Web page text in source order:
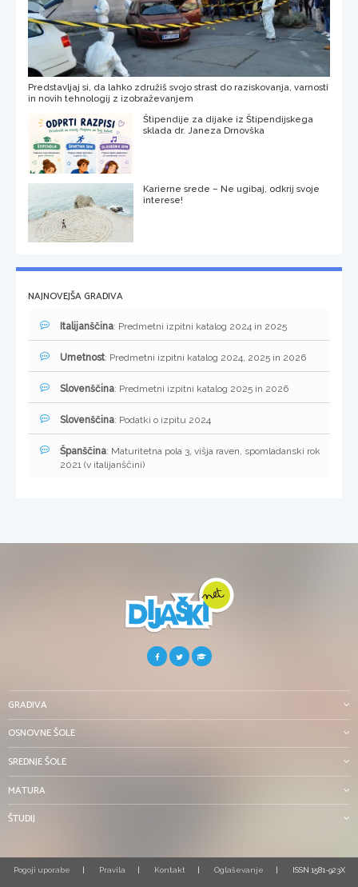
Predstavljaj si, da lahko združiš svojo strast do raziskovanja, varnosti
in novih tehnologij z izobraževanjem
Štipendije za dijake iz Štipendijskega
sklada dr. Janeza Drnovška
Karierne srede – Ne ugibaj, odkrij svoje
interese!
NAJNOVEJŠA GRADIVA
Italijanščina: Predmetni izpitni katalog 2024 in 2025
Umetnost: Predmetni izpitni katalog 2024, 2025 in 2026
Slovenščina: Predmetni izpitni katalog 2025 in 2026
Slovenščina: Podatki o izpitu 2024
Španščina: Maturitetna pola 3, višja raven, spomladanski rok
2021 (v italijanščini)
GRADIVA
OSNOVNE ŠOLE
SREDNJE ŠOLE
MATURA
ŠTUDIJ
Pogoji uporabe Pravila Kontakt Oglaševanje ISSN 1581-923X